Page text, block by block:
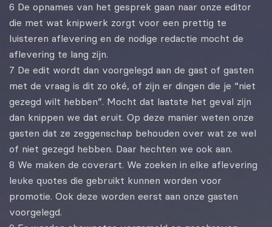
6 De opnames van het gesprek gaan naar onze editor
die met wat knipwerk zorgt voor een prettig te
luisteren aflevering en de nodige redactie mocht de
aflevering te lang zijn.
7 De edit wordt dan voorgelegd aan de gast of gasten
met de vraag is dit zo oké, of zijn er dingen die je “niet
gezegd wilt hebben”. Mocht dat laatste het geval zijn
dan knippen we dat eruit. Op deze manier weten onze
gasten dat ze zeggenschap behouden over wat ze wel
of niet gezegd hebben. Daar hechten we ook aan.
8 We maken de coverart. We zoeken in elke aflevering
leuke quotes die gebruikt kunnen worden voor
promotie. Ook deze worden eerst aan onze gasten
voorgelegd.